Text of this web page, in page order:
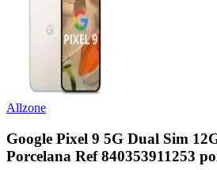
Allzone
Google Pixel 9 5G Dual Sim
Porcelana Ref 840353911253